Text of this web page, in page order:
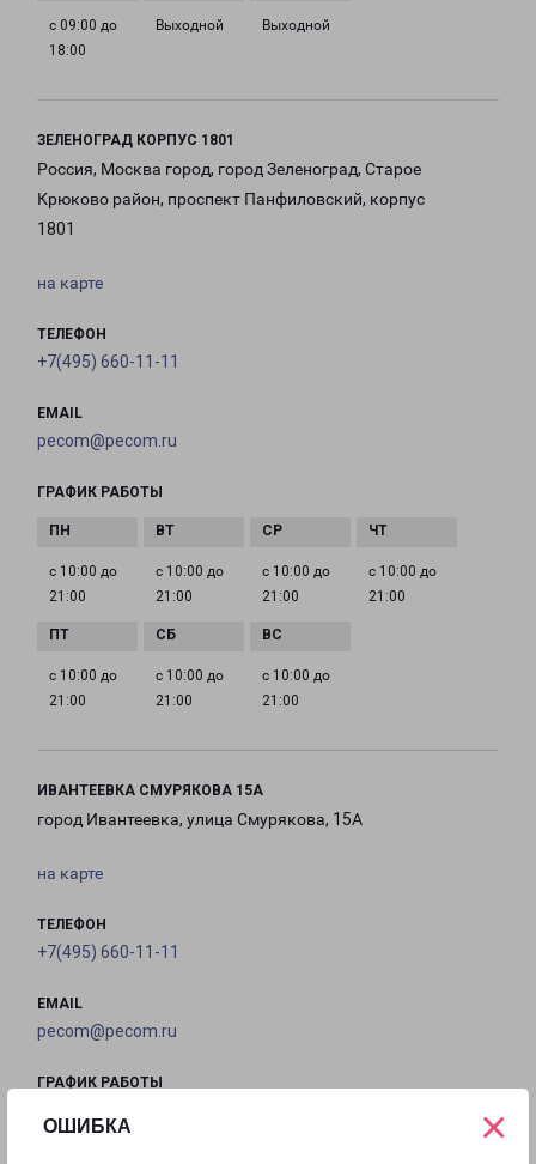
ОШИБКА ×
с 09:00 до
18:00
Выходной Выходной
ЗЕЛЕНОГРАД КОРПУС 1801
Россия, Москва город, город Зеленоград, Старое
Крюково район, проспект Панфиловский, корпус
1801
на карте
ТЕЛЕФОН
+7(495) 660-11-11
EMAIL
pecom@pecom.ru
ГРАФИК РАБОТЫ
с 10:00 до
21:00
с 10:00 до
21:00
с 10:00 до
21:00
с 10:00 до
21:00
с 10:00 до
21:00
с 10:00 до
21:00
с 10:00 до
21:00
ИВАНТЕЕВКА СМУРЯКОВА 15А
город Ивантеевка, улица Смурякова, 15А
на карте
ТЕЛЕФОН
+7(495) 660-11-11
EMAIL
pecom@pecom.ru
ГРАФИК РАБОТЫ